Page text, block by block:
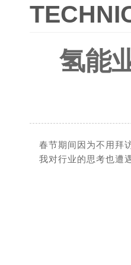
氢能
春节期间因为不用拜
我对行业的思考也遭